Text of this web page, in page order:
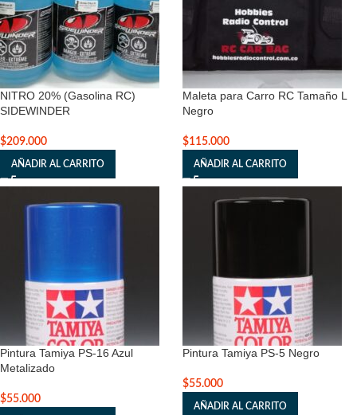
NITRO 20% (Gasolina RC)
SIDEWINDER
$209.000
AÑADIR AL CARRITO
Maleta para Carro RC Tamaño L
Negro
$115.000
AÑADIR AL CARRITO
Pintura Tamiya PS-16 Azul
Metalizado
$55.000
Pintura Tamiya PS-5 Negro
$55.000
AÑADIR AL CARRITO